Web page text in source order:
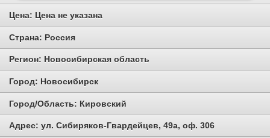
Цена: Цена не указана
Страна: Россия
Регион: Новосибирская область
Город: Новосибирск
Город/Область: Кировский
Адрес: ул. Сибиряков-Гвардейцев, 49а, оф. 306